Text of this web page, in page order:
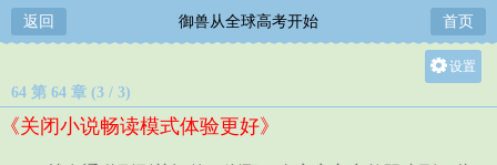
返回 御兽从全球高考开始 首页
设置
64 第 64 章 (3 / 3)
《关闭小说畅读模式体验更好》